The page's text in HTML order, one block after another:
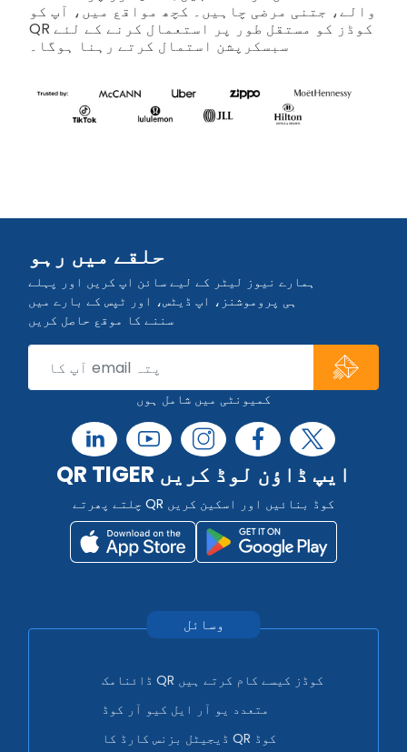
والے، جتنی مرضی چاہیں۔ کچھ مواقع میں، آپ کو
QR کوڈز کو مستقل طور پر استعمال کرنے کے لئے
سبسکرپشن استمال کرتے رہنا ہوگا۔
حلقے میں رہو
ہمارے نیوز لیٹر کے لیے سائن اپ کریں اور پہلے
ہی پروموشنز، اپ ڈیٹس، اور ٹپس کے بارے میں
سننے کا موقع حاصل کریں
کمیونٹی میں شامل ہوں
QR TIGER ایپ ڈاؤن لوڈ کریں
چلتے پھرتے QR کوڈ بنائیں اور اسکین کریں
وسائل
ڈائنامک QR کوڈز کیسے کام کرتے ہیں
متعدد یو آر ایل کیو آر کوڈ
ڈیجیٹل بزنس کارڈ کا QR کوڈ